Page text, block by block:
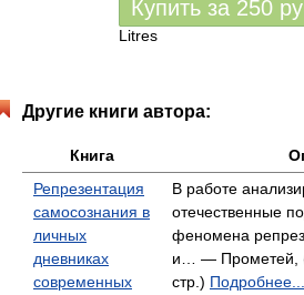
Купить за 250
Litres
Другие книги автора:
Книга
Репрезентация
самосознания в
личных
дневниках
современных
В работе
отечественные
феномена
и… — Прометей,
стр.) Подробнее...